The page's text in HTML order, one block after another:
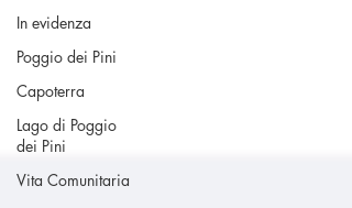
In evidenza
Poggio dei Pini
Capoterra
Lago di Poggio
dei Pini
Vita Comunitaria